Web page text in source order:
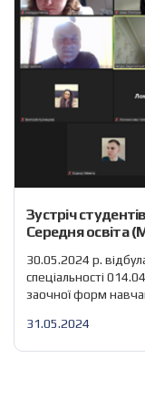
Зустріч
Середня освіта
30.05.2024 р.
спеціальності
заочної форм
викладач кафедри
31.05.2024